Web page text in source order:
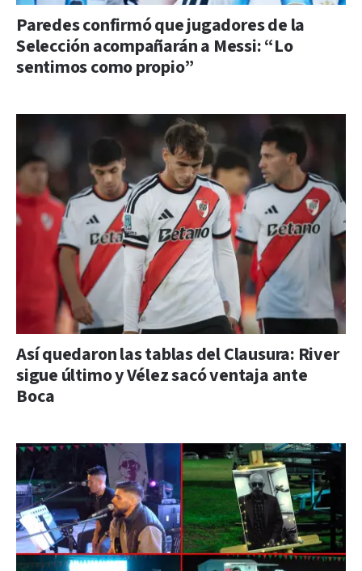
Paredes confirmó que jugadores de la
Selección acompañarán a Messi: “Lo
sentimos como propio”
Así quedaron las tablas del Clausura: River
sigue último y Vélez sacó ventaja ante
Boca